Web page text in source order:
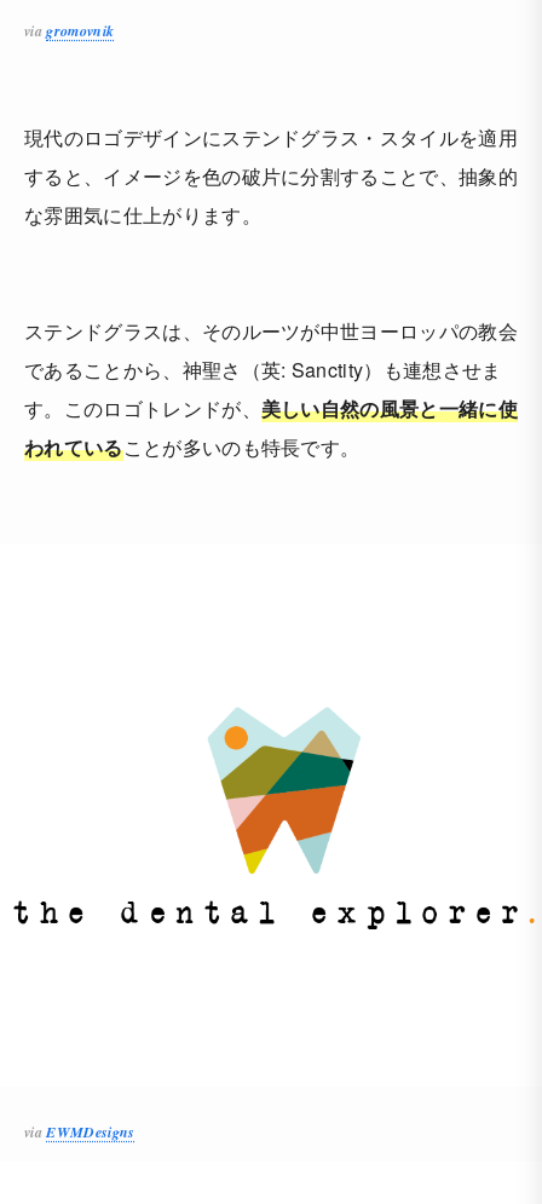
viagromovnik
現代のロゴデザインにステンドグラス・スタイルを適用
すると、イメージを色の破片に分割することで、抽象的
な雰囲気に仕上がります。
ステンドグラスは、そのルーツが中世ヨーロッパの教会
であることから、神聖さ（英: Sanctity）も連想させま
す。このロゴトレンドが、 美しい自然の風景と一緒に使
われていることが多いのも特長です。
viaEWMDesigns